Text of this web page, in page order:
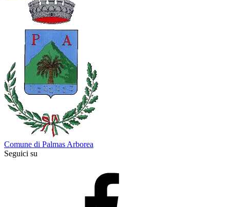
Comune di Palmas Arborea
Seguici su